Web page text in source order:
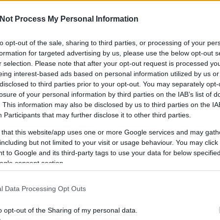
Process My Personal Information
opt-out of the sale, sharing to third parties, or processing of your
for targeted advertising by us, please use the below opt-out
selection. Please note that after your opt-out request is processed
interest-based ads based on personal information utilized by us
to third parties prior to your opt-out. You may separately
of your personal information by third parties on the IAB’s list of
This information may also be disclosed by us to third parties on the
Participants that may further disclose it to other third parties.
that this website/app uses one or more Google services and may
but not limited to your visit or usage behaviour. You may
to Google and its third-party tags to use your data for below
consent section.
Data Processing Opt Outs
opt-out of the Sharing of my personal data.
GYEREKKEL SZOKNYÁBAN
KÜLDJ FOTÓT
ÉDER KRISZTIÁN: BUDAPEST BOYS